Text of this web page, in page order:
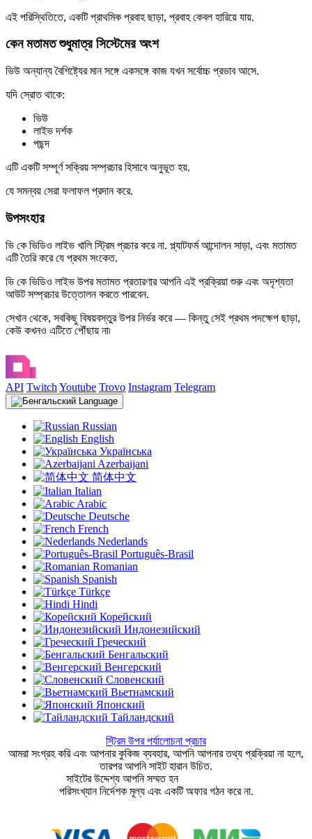
এই পরিস্থিতিতে, একটি প্রাথমিক প্রবাহ ছাড়া, প্রবাহ কেবল হারিয়ে যায়.
কেন মতামত শুধুমাত্র সিস্টেমের অংশ
ভিউ অন্যান্য বৈশিষ্ট্যের মান সঙ্গে একসঙ্গে কাজ যখন সর্বোচ্চ প্রভাব আসে.
যদি স্রোত থাকে:
ভিউ
লাইভ দর্শক
পছন্দ
এটি একটি সম্পূর্ণ সক্রিয় সম্প্রচার হিসাবে অনুভূত হয়.
যে সমন্বয় সেরা ফলাফল প্রদান করে.
উপসংহার
ভি কে ভিডিও লাইভ খালি স্ট্রিম প্রচার করে না. প্ল্যাটফর্ম আন্দোলন সাড়া, এবং মতামত
এটি তৈরি করে যে প্রথম সংকেত.
ভি কে ভিডিও লাইভ উপর মতামত প্রতারণার আপনি এই প্রক্রিয়া শুরু এবং অদৃশ্যতা
আউট সম্প্রচার উত্তোলন করতে পারবেন.
সেখান থেকে, সবকিছু বিষয়বস্তুর উপর নির্ভর করে — কিন্তু সেই প্রথম পদক্ষেপ ছাড়া,
কেউ কখনও এটিতে পৌঁছায় না৷
API Twitch Youtube Trovo Instagram Telegram
Language
Russian
English
Українська
Azerbaijani
简体中文
Italian
Arabic
Deutsche
French
Nederlands
Português-Brasil
Romanian
Spanish
Türkçe
Hindi
Корейский
Индонезийский
Греческий
Бенгальский
Венгерский
Словенский
Вьетнамский
Японский
Тайландский
স্ট্রিম উপর পর্যালোচনা প্রচার
আমরা সংগ্রহ করি এবং আপনার কুকিজ ব্যবহার, আপনি আপনার তথ্য প্রক্রিয়া না হলে,
তারপর আপনি সাইট হারান উচিত.
সাইটের উদ্দেশ্য আপনি সম্মত হন
পরিসংখ্যান নির্দেশক মূল্য এবং একটি অফার গঠন করে না.